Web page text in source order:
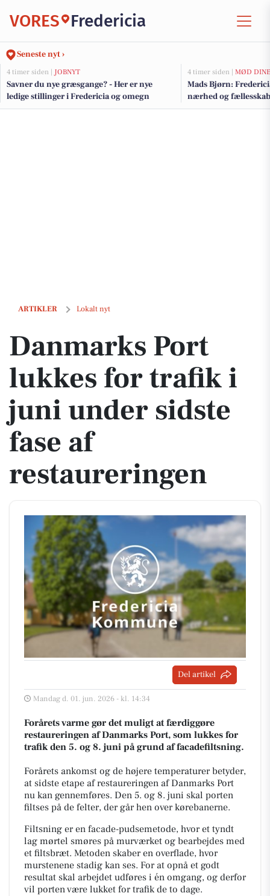
VORES Fredericia
Seneste nyt ›
4 timer siden | JOBNYT
Savner du nye græsgange? - Her er nye
ledige stillinger i Fredericia og omegn
4 timer siden | MØD
Mads Bjørn:
nærhed og fællesskab
ARTIKLER Lokalt nyt
Danmarks Port lukkes for trafik i juni under sidste fase af
Danmarks Port
lukkes for trafik i
juni under sidste
fase af
restaureringen
Del artikel
Mandag d. 01. jun. 2026 - kl. 14:34
Forårets varme gør det muligt at færdiggøre
restaureringen af Danmarks Port, som lukkes for
trafik den 5. og 8. juni på grund af facadefiltsning.
Forårets ankomst og de højere temperaturer betyder,
at sidste etape af restaureringen af Danmarks Port
nu kan gennemføres. Den 5. og 8. juni skal porten
filtses på de felter, der går hen over kørebanerne.
Filtsning er en facade-pudsemetode, hvor et tyndt
lag mørtel smøres på murværket og bearbejdes med
et filtsbræt. Metoden skaber en overflade, hvor
murstenene stadig kan ses. For at opnå et godt
resultat skal arbejdet udføres i én omgang, og derfor
vil porten være lukket for trafik de to dage.